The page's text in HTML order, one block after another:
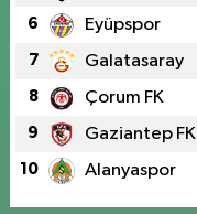
6 Eyüpspor
7 Galatasaray
8 Çorum FK
9 Gaziantep FK
10 Alanyaspor